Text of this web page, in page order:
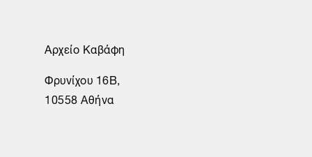
Αρχείο Καβάφη
Φρυνίχου 16Β,
10558 Αθήνα